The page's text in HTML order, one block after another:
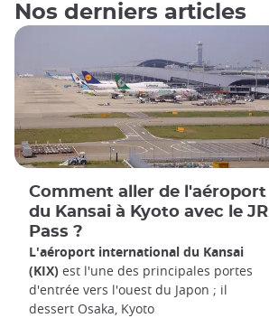
Nos derniers articles
Comment aller de l'aéroport
du Kansai à Kyoto avec le JR
Pass ?
L'aéroport international du Kansai
(KIX) est l'une des principales portes
d'entrée vers l'ouest du Japon ; il
dessert Osaka, Kyoto